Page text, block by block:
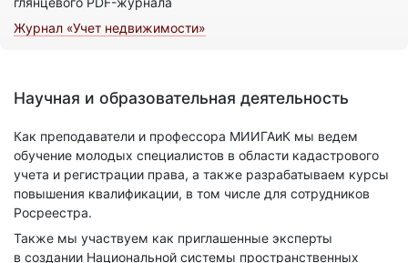
Журнал «Учет недвижимости»
Научная и образовательная деятельность
Как преподаватели и профессора МИИГАиК мы ведем
обучение молодых специалистов в области кадастрового
учета и регистрации права, а также разрабатываем курсы
повышения квалификации, в том числе для сотрудников
Росреестра.
Также мы участвуем как приглашенные эксперты
в создании Национальной системы пространственных